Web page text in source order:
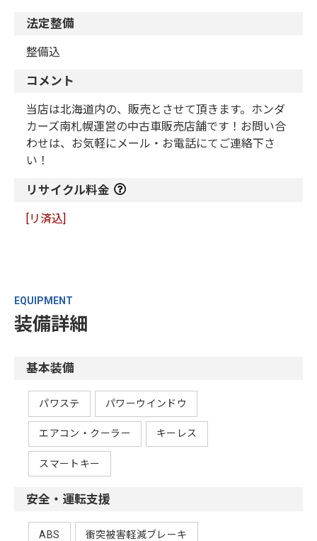
法定整備
整備込
コメント
当店は北海道内の、販売とさせて頂きます。ホンダ
カーズ南札幌運営の中古車販売店舗です！お問い合
わせは、お気軽にメール・お電話にてご連絡下さ
い！
リサイクル料金
[リ済込]
EQUIPMENT
装備詳細
基本装備
パワステ パワーウインドウ
エアコン・クーラー キーレス
スマートキー
安全・運転支援
ABS 衝突被害軽減ブレーキ